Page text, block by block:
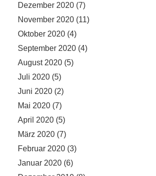
Dezember 2020 (7)
November 2020 (11)
Oktober 2020 (4)
September 2020 (4)
August 2020 (5)
Juli 2020 (5)
Juni 2020 (2)
Mai 2020 (7)
April 2020 (5)
März 2020 (7)
Februar 2020 (3)
Januar 2020 (6)